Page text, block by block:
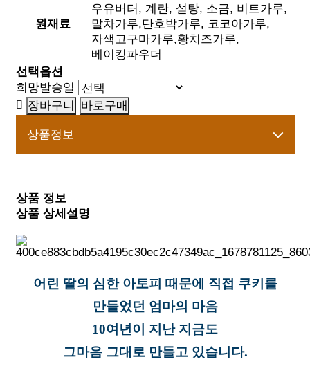
원재료
우유버터, 계란, 설탕, 소금, 비트가루,
말차가루,단호박가루, 코코아가루,
자색고구마가루,황치즈가루,
베이킹파우더
선택옵션
희망발송일
상품정보
상품 정보
상품 상세설명
어린 딸의 심한 아토피 때문에 직접 쿠키를
만들었던 엄마의 마음
10여년이 지난 지금도
그마음 그대로 만들고 있습니다.